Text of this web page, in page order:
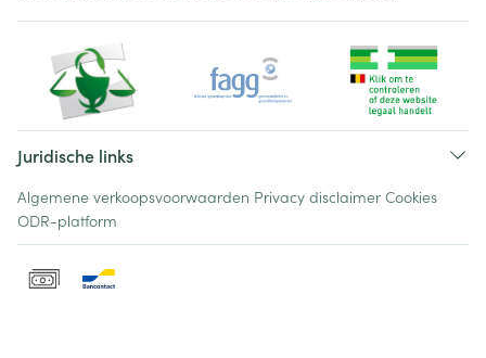
Juridische links
Algemene verkoopsvoorwaarden Privacy disclaimer Cookies
ODR-platform